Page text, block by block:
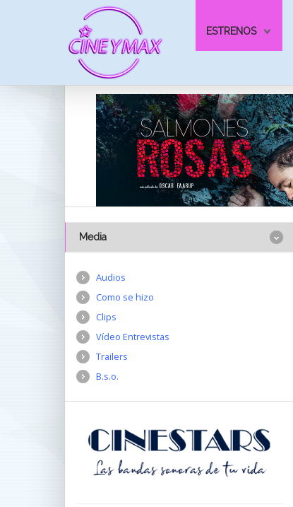
ESTRENOS
Media
Audios
Como se hizo
Clips
Vídeo Entrevistas
Trailers
B.s.o.